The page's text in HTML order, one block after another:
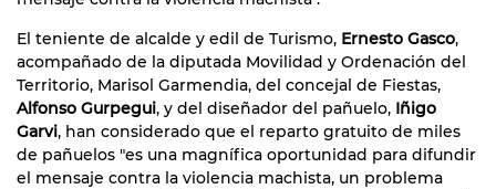
El teniente de alcalde y edil de Turismo, Ernesto Gasco,
acompañado de la diputada Movilidad y Ordenación del
Territorio, Marisol Garmendia, del concejal de Fiestas,
Alfonso Gurpegui, y del diseñador del pañuelo, Iñigo
Garvi, han considerado que el reparto gratuito de miles
de pañuelos "es una magnífica oportunidad para difundir
el mensaje contra la violencia machista, un problema